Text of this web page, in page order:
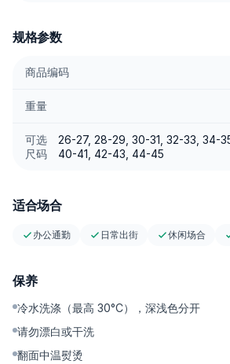
规格参数
商品编码
重量
可选
尺码
26-27, 28-29, 30-31, 32-33, 34-
40-41, 42-43, 44-45
适合场合
办公通勤 日常出街 休闲场合
保养
冷水洗涤（最高 30°C），深浅色分开
请勿漂白或干洗
翻面中温熨烫